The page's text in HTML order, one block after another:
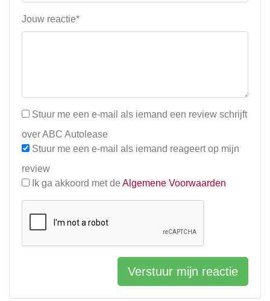
Jouw reactie*
Stuur me een e-mail als iemand een review schrijft
over ABC Autolease
Stuur me een e-mail als iemand reageert op mijn
review
Ik ga akkoord met de Algemene Voorwaarden
Verstuur mijn reactie